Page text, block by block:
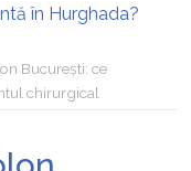
în Hurghada?
București: ce
chirurgical